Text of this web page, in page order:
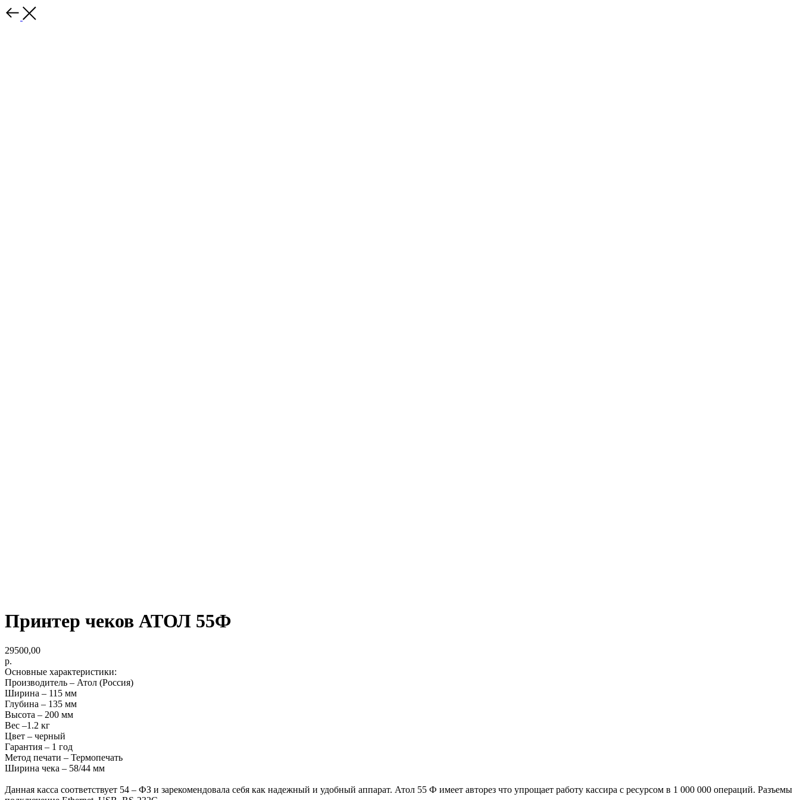
Принтер чеков АТОЛ 55Ф
29500,00
р.
Основные характеристики:
Производитель – Атол (Россия)
Ширина – 115 мм
Глубина – 135 мм
Высота – 200 мм
Вес –1.2 кг
Цвет – черный
Гарантия – 1 год
Метод печати – Термопечать
Ширина чека – 58/44 мм
Данная касса соответствует 54 – ФЗ и зарекомендовала себя как надежный и удобный аппарат. Атол 55 Ф имеет авторез что упрощает работу кассира с ресурсом в 1 000 000 операций. Разъемы